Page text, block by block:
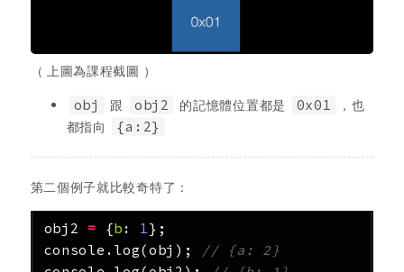
（ 上圖為課程截圖 ）
obj
跟 obj2 的記憶體位置都是 0x01
，也
都指向
{a:2}
第二個例子就比較奇特了：
obj2 = {b : 1};
console . log(obj );
// {a: 2}